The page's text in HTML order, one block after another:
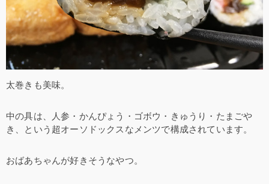
太巻きも美味。
中の具は、人参・かんぴょう・ゴボウ・きゅうり・たまごや
き、という超オーソドックスなメンツで構成されています。
おばあちゃんが好きそうなやつ。